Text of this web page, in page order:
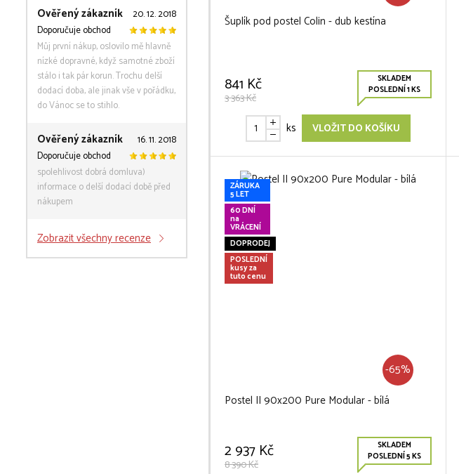
Ověřený zákazník
20. 12. 2018
Doporučuje obchod
Můj první nákup, oslovilo mě hlavně
nízké dopravné, když samotné zboží
stálo i tak pár korun. Trochu delší
dodací doba, ale jinak vše v pořádku,
do Vánoc se to stihlo.
Ověřený zákazník
16. 11. 2018
Doporučuje obchod
spolehlivost dobrá domluva)
informace o delší dodací době před
nákupem
Zobrazit všechny recenze
Šuplík pod postel Colin - dub kestína
841 Kč
3 363 Kč
SKLADEM
POSLEDNÍ 1 KS
ks VLOŽIT DO KOŠÍKU
ZÁRUKA
5 LET
60 DNÍ
na
VRÁCENÍ
DOPRODEJ
POSLEDNÍ
kusy za
tuto cenu
-65%
Postel II 90x200 Pure Modular - bílá
2 937 Kč
8 390 Kč
SKLADEM
POSLEDNÍ 5 KS